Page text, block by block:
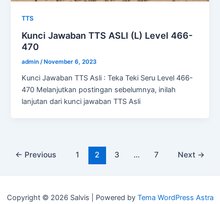
TTS
Kunci Jawaban TTS ASLI (L) Level 466-
470
admin /November 6, 2023
Kunci Jawaban TTS Asli : Teka Teki Seru Level 466-
470 Melanjutkan postingan sebelumnya, inilah
lanjutan dari kunci jawaban TTS Asli
Post← Previous 1 2 3 … 7 Next →
Copyright © 2026 Salvis | Powered by Tema WordPress Astra